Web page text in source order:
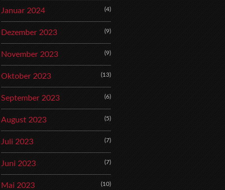
Januar 2024 (4)
Dezember 2023 (9)
November 2023 (9)
Oktober 2023 (13)
September 2023 (6)
August 2023 (5)
Juli 2023 (7)
Juni 2023 (7)
Mai 2023 (10)